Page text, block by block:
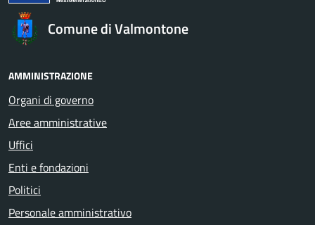
Comune di Valmontone
AMMINISTRAZIONE
Organi di governo
Aree amministrative
Uffici
Enti e fondazioni
Politici
Personale amministrativo